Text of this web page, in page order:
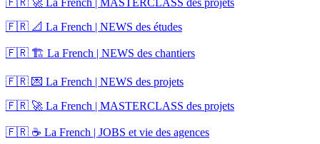
🇫🇷 📐 La French | NEWS des études
🇫🇷 🏗️ La French | NEWS des chantiers
🇫🇷 💌 La French | NEWS des projets
🇫🇷 🚀 La French | MASTERCLASS des projets
🇫🇷 ☕ La French | JOBS et vie des agences